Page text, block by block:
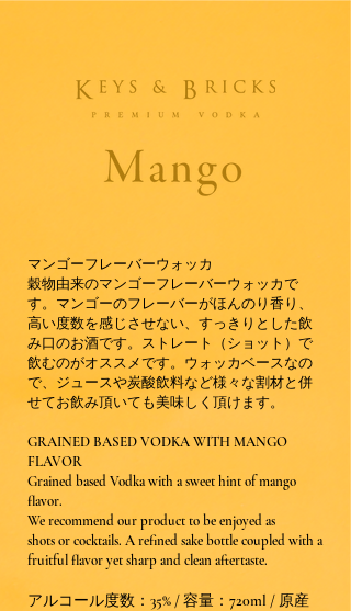
マンゴーフレーバーウォッカ
穀物由来のマンゴーフレーバーウォッカで
す。マンゴーのフレーバーがほんのり香り、
高い度数を感じさせない、すっきりとした飲
み口のお酒です。ストレート（ショット）で
飲むのがオススメです。ウォッカベースなの
で、ジュースや炭酸飲料など様々な割材と併
せてお飲み頂いても美味しく頂けます。
GRAINED BASED VODKA WITH MANGO
FLAVOR
Grained based Vodka with a sweet hint of mango
flavor.
We recommend our product to be enjoyed as
shots or cocktails. A refined sake bottle coupled with a
fruitful flavor yet sharp and clean aftertaste.
アルコール度数：35% / 容量：720ml / 原産